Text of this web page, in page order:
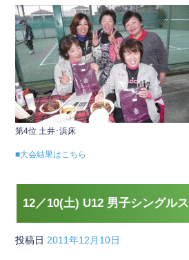
第4位 土井･浜床
■大会結果はこちら
12／10(土) U12 男子シングルス
投稿日 2011年12月10日